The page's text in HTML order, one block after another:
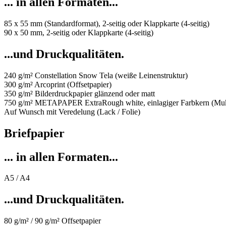
85 x 55 mm (Standardformat), 2-seitig oder Klappkarte (4-seitig)
90 x 50 mm, 2-seitig oder Klappkarte (4-seitig)
...und Druckqualitäten.
240 g/m² Constellation Snow Tela (weiße Leinenstruktur)
300 g/m² Arcoprint (Offsetpapier)
350 g/m² Bilderdruckpapier glänzend oder matt
750 g/m² METAPAPER ExtraRough white, einlagiger Farbkern
Auf Wunsch mit Veredelung (Lack / Folie)
Briefpapier
... in allen Formaten...
A5 / A4
...und Druckqualitäten.
80 g/m² / 90 g/m² Offsetpapier